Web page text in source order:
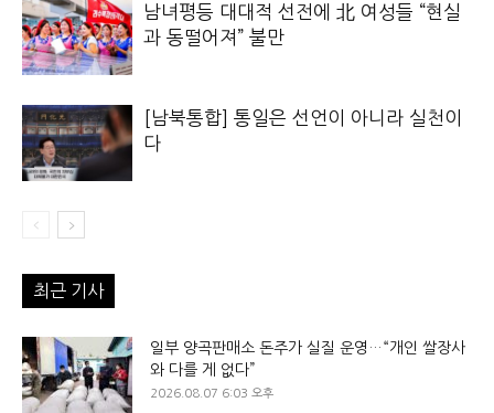
남녀평등 대대적 선전에 北 여성들 “현실
과 동떨어져” 불만
[남북통합] 통일은 선언이 아니라 실천이
다
최근 기사
일부 양곡판매소 돈주가 실질 운영…“개인 쌀장사
와 다를 게 없다”
2026.08.07 6:03 오후